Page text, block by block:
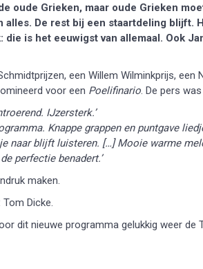
oude Grieken, maar oude Grieken
alles. De rest bij een staartdeling blijft.
die is het eeuwigst van allemaal. Ook
een Willem Wilminkprijs, een
voor een Poelifinario. De pers
IJzersterk.’
Knappe grappen en puntgave
naar blijft luisteren. […] Mooie warme
perfectie benadert.’
maken.
Dicke.
dit nieuwe programma gelukkig weer